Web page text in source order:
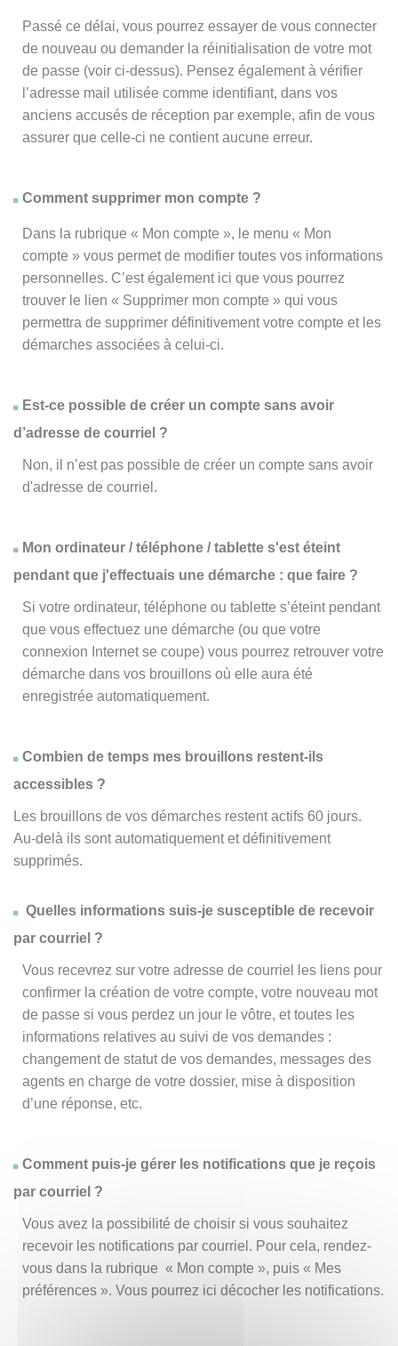
Passé ce délai, vous pourrez essayer de vous connecter
de nouveau ou demander la réinitialisation de votre mot
de passe (voir ci-dessus). Pensez également à vérifier
l’adresse mail utilisée comme identifiant, dans vos
anciens accusés de réception par exemple, afin de vous
assurer que celle-ci ne contient aucune erreur.
Comment supprimer mon compte ?
Dans la rubrique « Mon compte », le menu « Mon
compte » vous permet de modifier toutes vos informations
personnelles. C’est également ici que vous pourrez
trouver le lien « Supprimer mon compte » qui vous
permettra de supprimer définitivement votre compte et les
démarches associées à celui-ci.
Est-ce possible de créer un compte sans avoir
d’adresse de courriel ?
Non, il n’est pas possible de créer un compte sans avoir
d'adresse de courriel.
Mon ordinateur / téléphone / tablette s'est éteint
pendant que j'effectuais une démarche : que faire ?
Si votre ordinateur, téléphone ou tablette s’éteint pendant
que vous effectuez une démarche (ou que votre
connexion Internet se coupe) vous pourrez retrouver votre
démarche dans vos brouillons où elle aura été
enregistrée automatiquement.
Combien de temps mes brouillons restent-ils
accessibles ?
Les brouillons de vos démarches restent actifs 60 jours.
Au-delà ils sont automatiquement et définitivement
supprimés.
Quelles informations suis-je susceptible de recevoir
par courriel ?
Vous recevrez sur votre adresse de courriel les liens pour
confirmer la création de votre compte, votre nouveau mot
de passe si vous perdez un jour le vôtre, et toutes les
informations relatives au suivi de vos demandes :
changement de statut de vos demandes, messages des
agents en charge de votre dossier, mise à disposition
d’une réponse, etc.
Comment puis-je gérer les notifications que je reçois
par courriel ?
Vous avez la possibilité de choisir si vous souhaitez
recevoir les notifications par courriel. Pour cela, rendez-
vous dans la rubrique « Mon compte », puis « Mes
préférences ». Vous pourrez ici décocher les notifications.